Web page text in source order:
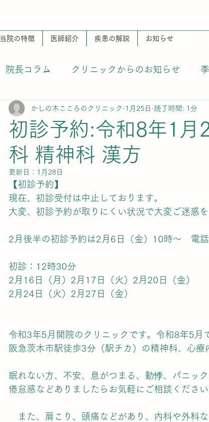
当院の特徴 医師紹介 疾患の解説 お知らせ
院長コラム クリニックからのお知らせ
初診予約:令和8年1月
科 精神科 漢方
かしの木こころのクリニック 1月25日 読了時間: 1分
更新日： 1月28日
【初診予約】
現在、初診受付は中止しております。
大変、初診予約が取りにくい状況で大変ご迷惑を
2月後半の初診予約は2月6日（金）10時〜　電話
初診：12時30分
2月16日（月）2月17日（火）2月20日（金）
2月24日（火）2月27日（金）
令和3年5月開院のクリニックです。令和8年5月
阪急茨木市駅徒歩3分（駅チカ）の精神科、心療
眠れない方、不安、息がつまる、動悸、パニッ
倦怠感などありましたらお気軽にご相談ください
また、肩こり、頭痛などがあり、内科や外科